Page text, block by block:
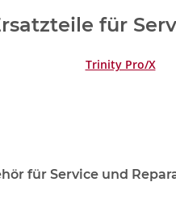
für
Trinity Pro/X
für Service und